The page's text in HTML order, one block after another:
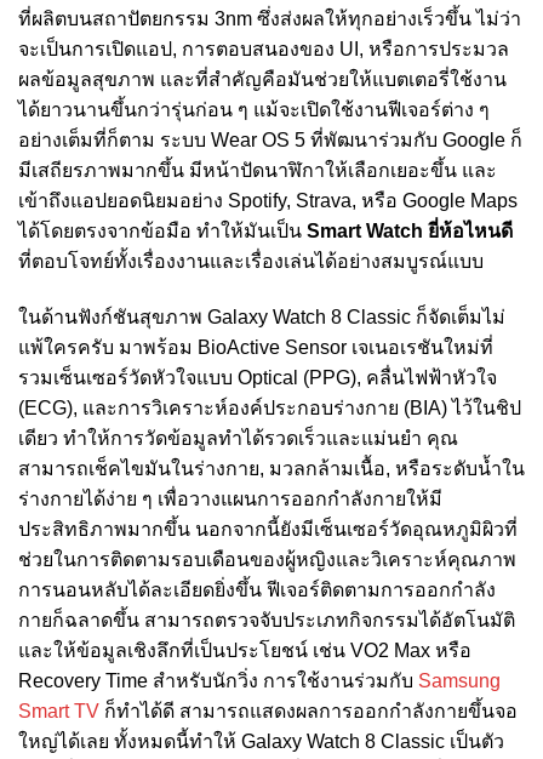
ที่ผลิตบนสถาปัตยกรรม 3nm ซึ่งส่งผลให้ทุกอย่างเร็วขึ้น ไม่ว่า
จะเป็นการเปิดแอป, การตอบสนองของ UI, หรือการประมวล
ผลข้อมูลสุขภาพ และที่สำคัญคือมันช่วยให้แบตเตอรี่ใช้งาน
ได้ยาวนานขึ้นกว่ารุ่นก่อน ๆ แม้จะเปิดใช้งานฟีเจอร์ต่าง ๆ
อย่างเต็มที่ก็ตาม ระบบ Wear OS 5 ที่พัฒนาร่วมกับ Google ก็
มีเสถียรภาพมากขึ้น มีหน้าปัดนาฬิกาให้เลือกเยอะขึ้น และ
เข้าถึงแอปยอดนิยมอย่าง Spotify, Strava, หรือ Google Maps
ได้โดยตรงจากข้อมือ ทำให้มันเป็น Smart Watch ยี่ห้อไหนดี
ที่ตอบโจทย์ทั้งเรื่องงานและเรื่องเล่นได้อย่างสมบูรณ์แบบ
ในด้านฟังก์ชันสุขภาพ Galaxy Watch 8 Classic ก็จัดเต็มไม่
แพ้ใครครับ มาพร้อม BioActive Sensor เจเนอเรชันใหม่ที่
รวมเซ็นเซอร์วัดหัวใจแบบ Optical (PPG), คลื่นไฟฟ้าหัวใจ
(ECG), และการวิเคราะห์องค์ประกอบร่างกาย (BIA) ไว้ในชิป
เดียว ทำให้การวัดข้อมูลทำได้รวดเร็วและแม่นยำ คุณ
สามารถเช็คไขมันในร่างกาย, มวลกล้ามเนื้อ, หรือระดับน้ำใน
ร่างกายได้ง่าย ๆ เพื่อวางแผนการออกกำลังกายให้มี
ประสิทธิภาพมากขึ้น นอกจากนี้ยังมีเซ็นเซอร์วัดอุณหภูมิผิวที่
ช่วยในการติดตามรอบเดือนของผู้หญิงและวิเคราะห์คุณภาพ
การนอนหลับได้ละเอียดยิ่งขึ้น ฟีเจอร์ติดตามการออกกำลัง
กายก็ฉลาดขึ้น สามารถตรวจจับประเภทกิจกรรมได้อัตโนมัติ
และให้ข้อมูลเชิงลึกที่เป็นประโยชน์ เช่น VO2 Max หรือ
Recovery Time สำหรับนักวิ่ง การใช้งานร่วมกับ Samsung
Smart TV ก็ทำได้ดี สามารถแสดงผลการออกกำลังกายขึ้นจอ
ใหญ่ได้เลย ทั้งหมดนี้ทำให้ Galaxy Watch 8 Classic เป็นตัว